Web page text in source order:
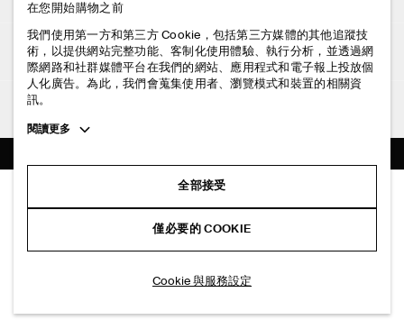
NT$ 1,200
選擇尺寸
門市資訊
登入 / 註冊
聯絡我們
配送說明
付款說明
退貨及退款說明
常見問題
法律資訊
隱私權政策
條款與細則
追蹤COS
TIKTOK
訂閱電子郵件
在您開始購物之前
我們使用第一方和第三方 Cookie，包括第三方媒體的其他追蹤技
術，以提供網站完整功能、客制化使用體驗、執行分析，並透過網
際網路和社群媒體平台在我們的網站、應用程式和電子報上投放個
人化廣告。為此，我們會蒐集使用者、瀏覽模式和裝置的相關資
訊。
Toggle
閱讀更多
全部接受
僅必要的 COOKIE
Cookie 與服務設定